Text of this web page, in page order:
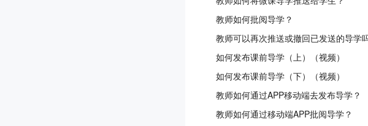
教师如何批阅导学？
教师可以再次推送或撤回已发送的导学
如何发布课前导学（上）（视频）
如何发布课前导学（下）（视频）
教师如何通过APP移动端去发布导学？
教师如何通过移动端APP批阅导学？